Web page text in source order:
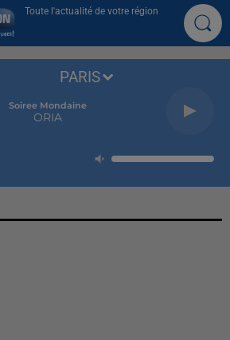
Toute l'actualité de votre région
Soiree Mondaine
ORIA
PARIS